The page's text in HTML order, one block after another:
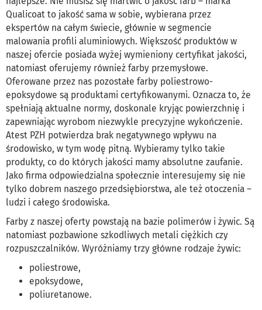
Qualicoat to jakość sama w sobie, wybierana przez
ekspertów na całym świecie, głównie w segmencie
malowania profili aluminiowych. Większość produktów w
naszej ofercie posiada wyżej wymieniony certyfikat jakości,
natomiast oferujemy również farby przemysłowe.
Oferowane przez nas pozostałe farby poliestrowo-
epoksydowe są produktami certyfikowanymi. Oznacza to, że
spełniają aktualne normy, doskonale kryjąc powierzchnię i
zapewniając wyrobom niezwykle precyzyjne wykończenie.
Atest PZH potwierdza brak negatywnego wpływu na
środowisko, w tym wodę pitną. Wybieramy tylko takie
produkty, co do których jakości mamy absolutne zaufanie.
Jako firma odpowiedzialna społecznie interesujemy się nie
tylko dobrem naszego przedsiębiorstwa, ale też otoczenia –
ludzi i całego środowiska.
Farby z naszej oferty powstają na bazie polimerów i żywic. Są
natomiast pozbawione szkodliwych metali ciężkich czy
rozpuszczalników. Wyróżniamy trzy główne rodzaje żywic:
poliestrowe,
epoksydowe,
poliuretanowe.